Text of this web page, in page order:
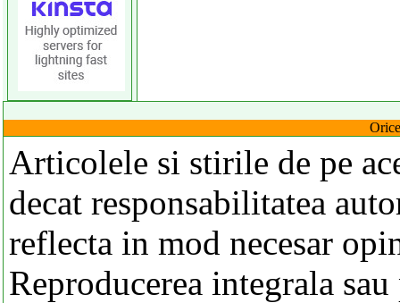
Articolele si stirile de pe
decat responsabilitatea
reflecta in mod necesar
Reproducerea integrala